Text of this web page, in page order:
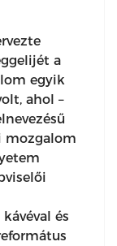
a
egyik
ahol –
mozgalom
és